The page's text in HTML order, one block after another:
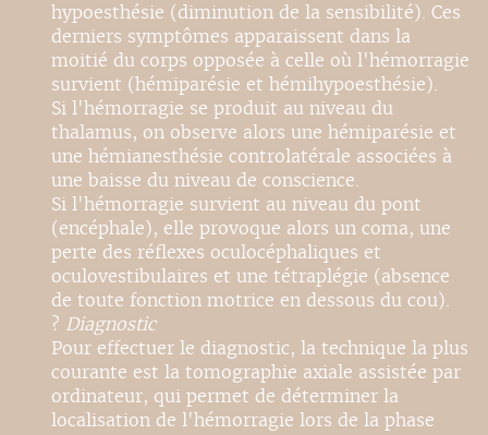
hypoesthésie (diminution de la sensibilité). Ces
derniers symptômes apparaissent dans la
moitié du corps opposée à celle où l'hémorragie
survient (hémiparésie et hémihypoesthésie).
Si l'hémorragie se produit au niveau du
thalamus, on observe alors une hémiparésie et
une hémianesthésie controlatérale associées à
une baisse du niveau de conscience.
Si l'hémorragie survient au niveau du pont
(encéphale), elle provoque alors un coma, une
perte des réflexes oculocéphaliques et
oculovestibulaires et une tétraplégie (absence
de toute fonction motrice en dessous du cou).
? Diagnostic
Pour effectuer le diagnostic, la technique la plus
courante est la tomographie axiale assistée par
ordinateur, qui permet de déterminer la
localisation de l'hémorragie lors de la phase